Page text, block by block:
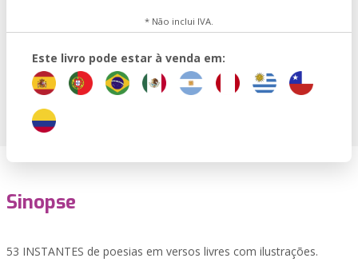
* Não inclui IVA.
Este livro pode estar à venda em:
Sinopse
53 INSTANTES de poesias em versos livres com ilustrações.